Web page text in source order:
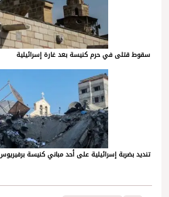
سقوط قتلى في حرم كنيسة بعد غارة إسرائيلية
تنديد بضربة إسرائيلية على أحد مباني كنيسة